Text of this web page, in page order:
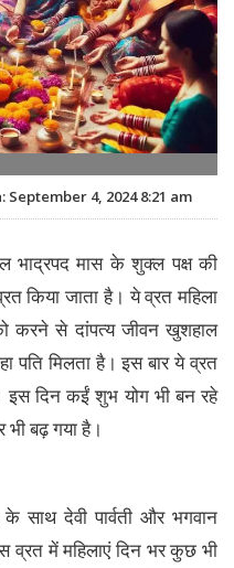
September 4, 2024 8:21 am
भाद्रपद मास के शुक्ल पक्ष की
किया जाता है। ये व्रत महिला
करने से दांपत्य जीवन खुशहाल
पति मिलता है। इस बार ये व्रत
इस दिन कईं शुभ योग भी बन रहे
बढ़ गया है।
साथ देवी पार्वती और भगवान
व्रत में महिलाएं दिन भर कुछ भी